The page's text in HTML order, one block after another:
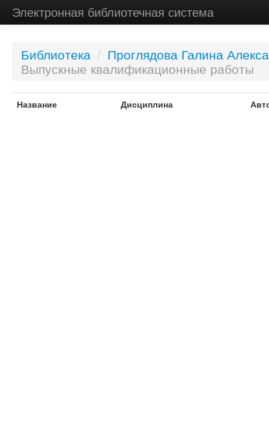
Электронная библиотечная система
Библиотека / Проглядова Галина
Выпускные квалификационные работы
Название Дисциплина